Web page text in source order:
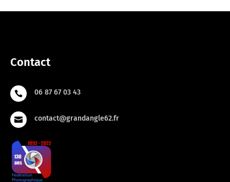
Contact
 06 87 67 03 43
 contact@grandangle62.fr